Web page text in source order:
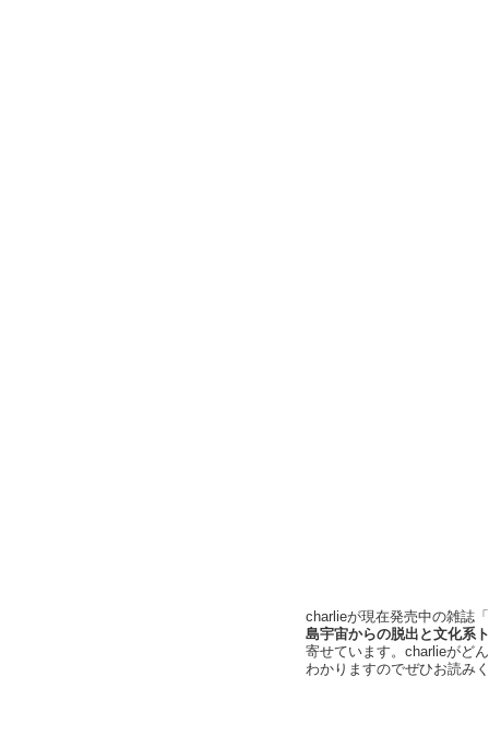
charlieが現在発売中の雑誌
島宇宙からの脱出と文化系
寄せています。charlieがど
わかりますのでぜひお読み